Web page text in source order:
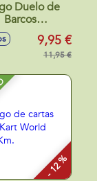
Duelo de
Barcos
9,95 €
11,95 €
- 12 %